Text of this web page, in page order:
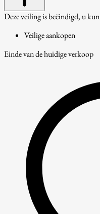
Deze veiling is beëindigd, u
Veilige aankopen
Einde van de huidige verkoop